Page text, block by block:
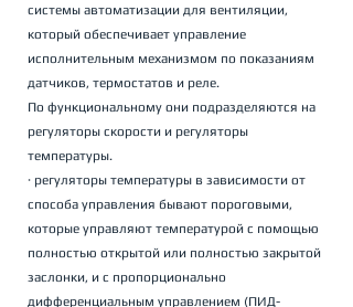
системы автоматизации для вентиляции,
который обеспечивает управление
исполнительным механизмом по показаниям
датчиков, термостатов и реле.
По функциональному они подразделяются на
регуляторы скорости и регуляторы
температуры.
· регуляторы температуры в зависимости от
способа управления бывают пороговыми,
которые управляют температурой с помощью
полностью открытой или полностью закрытой
заслонки, и с пропорционально
дифференциальным управлением (ПИД-